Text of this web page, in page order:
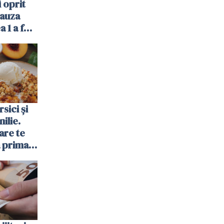
oprit
a fost
și
te
prima